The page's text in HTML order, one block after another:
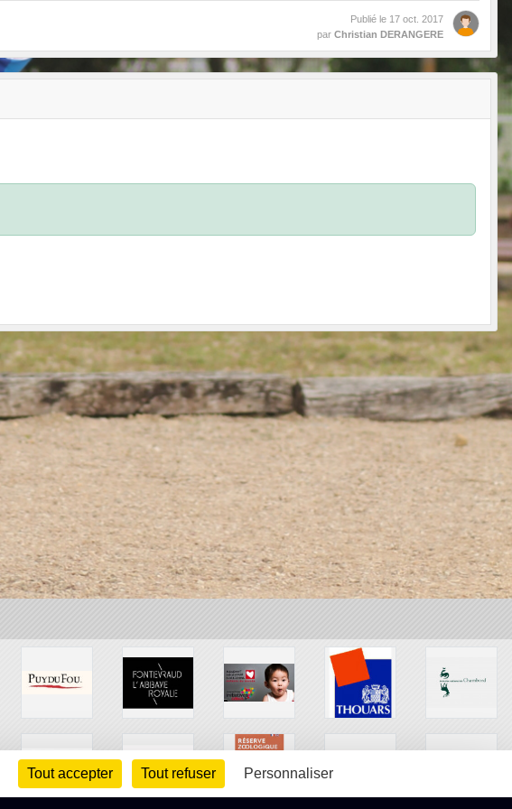
Publié le 17 oct. 2017
par Christian DERANGERE
Tout accepter Tout refuser Personnaliser